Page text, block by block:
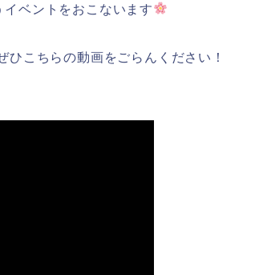
ベントをおこないます
こちらの動画をごらんください！